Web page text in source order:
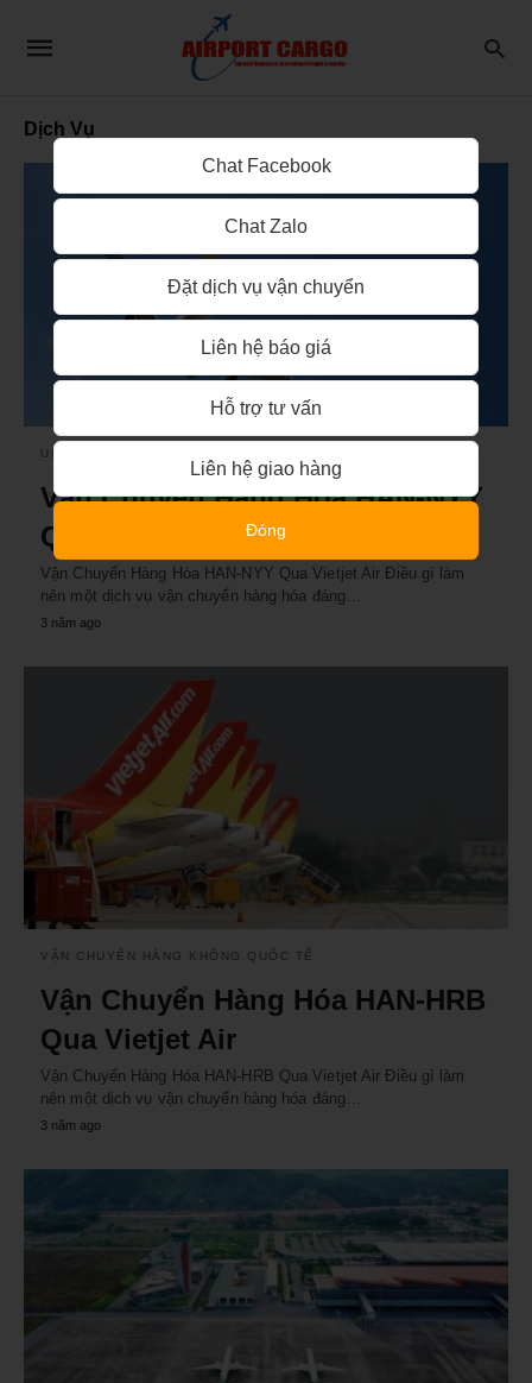
Dịch Vụ
UNCATEGORIZED
Vận Chuyển Hàng Hóa HAN-NYY
Qua Vietjet Air
Vận Chuyển Hàng Hóa HAN-NYY Qua Vietjet Air Điều gì làm
nên một dịch vụ vận chuyển hàng hóa đáng…
3 năm ago
VẬN CHUYỂN HÀNG KHÔNG QUỐC TẾ
Vận Chuyển Hàng Hóa HAN-HRB
Qua Vietjet Air
Vận Chuyển Hàng Hóa HAN-HRB Qua Vietjet Air Điều gì làm
nên một dịch vụ vận chuyển hàng hóa đáng…
3 năm ago
Chat Facebook
Chat Zalo
Đặt dịch vụ vận chuyển
Liên hệ báo giá
Hỗ trợ tư vấn
Liên hệ giao hàng
Đóng